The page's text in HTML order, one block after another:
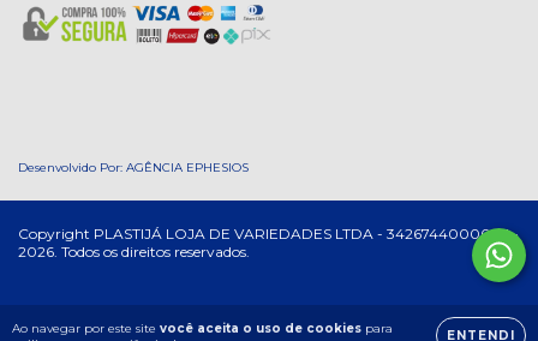
Ao navegar por este site você aceita o uso de cookies para
ENTENDI
Desenvolvido Por: AGÊNCIA EPHESIOS
Copyright PLASTIJÁ LOJA DE VARIEDADES LTDA - 34267440000121 -
2026. Todos os direitos reservados.